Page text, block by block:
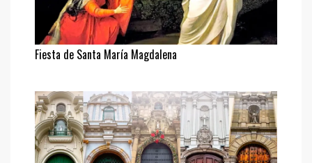
Fiesta de Santa María Magdalena